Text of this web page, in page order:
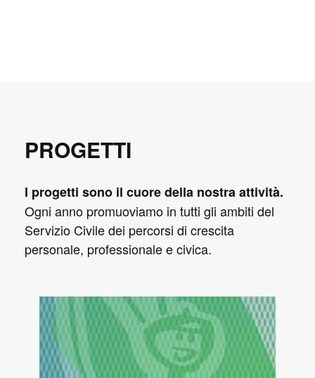
PROGETTI
I progetti sono il cuore della nostra attività.
Ogni anno promuoviamo in tutti gli ambiti del
Servizio Civile dei percorsi di crescita
personale, professionale e civica.